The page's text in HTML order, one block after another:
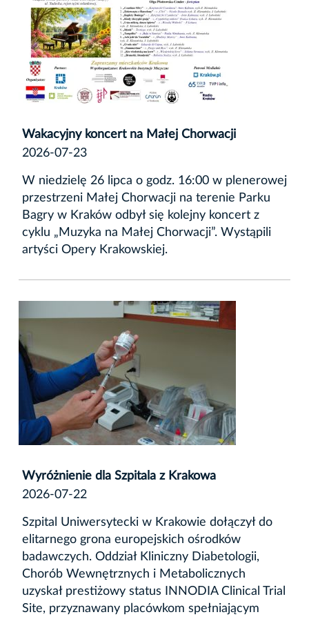
Wakacyjny koncert na Małej Chorwacji
2026-07-23
W niedzielę 26 lipca o godz. 16:00 w plenerowej
przestrzeni Małej Chorwacji na terenie Parku
Bagry w Kraków odbył się kolejny koncert z
cyklu „Muzyka na Małej Chorwacji”. Wystąpili
artyści Opery Krakowskiej.
Wyróżnienie dla Szpitala z Krakowa
2026-07-22
Szpital Uniwersytecki w Krakowie dołączył do
elitarnego grona europejskich ośrodków
badawczych. Oddział Kliniczny Diabetologii,
Chorób Wewnętrznych i Metabolicznych
uzyskał prestiżowy status INNODIA Clinical Trial
Site, przyznawany placówkom spełniającym